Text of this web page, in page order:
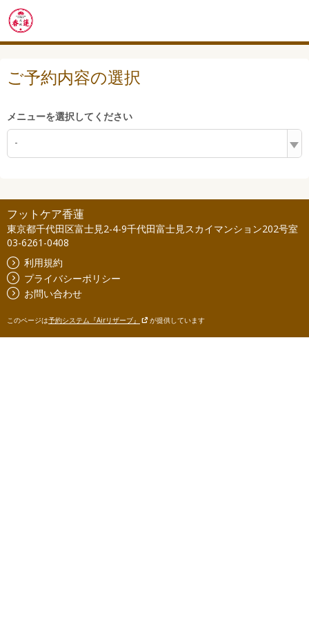
ご予約内容の選択
メニューを選択してください
-
フットケア香蓮
東京都千代田区富士見2-4-9千代田富士見スカイマンション202号室
03-6261-0408
利用規約
プライバシーポリシー
お問い合わせ
このページは予約システム『Airリザーブ』 が提供しています